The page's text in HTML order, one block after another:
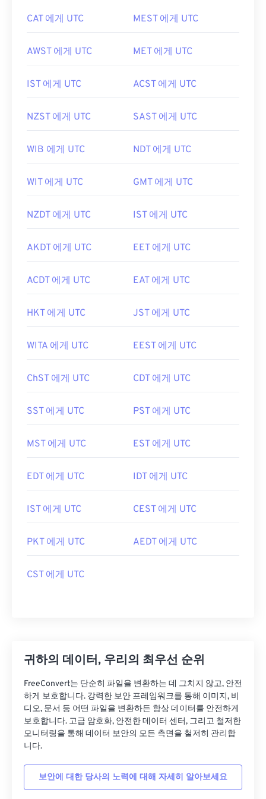
CAT 에게 UTC MEST 에게 UTC
AWST 에게 UTC MET 에게 UTC
IST 에게 UTC ACST 에게 UTC
NZST 에게 UTC SAST 에게 UTC
WIB 에게 UTC NDT 에게 UTC
WIT 에게 UTC GMT 에게 UTC
NZDT 에게 UTC IST 에게 UTC
AKDT 에게 UTC EET 에게 UTC
ACDT 에게 UTC EAT 에게 UTC
HKT 에게 UTC JST 에게 UTC
WITA 에게 UTC EEST 에게 UTC
ChST 에게 UTC CDT 에게 UTC
SST 에게 UTC PST 에게 UTC
MST 에게 UTC EST 에게 UTC
EDT 에게 UTC IDT 에게 UTC
IST 에게 UTC CEST 에게 UTC
PKT 에게 UTC AEDT 에게 UTC
CST 에게 UTC
귀하의 데이터, 우리의 최우선 순위
FreeConvert는 단순히 파일을 변환하는 데 그치지 않고, 안전
하게 보호합니다. 강력한 보안 프레임워크를 통해 이미지, 비
디오, 문서 등 어떤 파일을 변환하든 항상 데이터를 안전하게
보호합니다. 고급 암호화, 안전한 데이터 센터, 그리고 철저한
모니터링을 통해 데이터 보안의 모든 측면을 철저히 관리합
니다.
보안에 대한 당사의 노력에 대해 자세히 알아보세요